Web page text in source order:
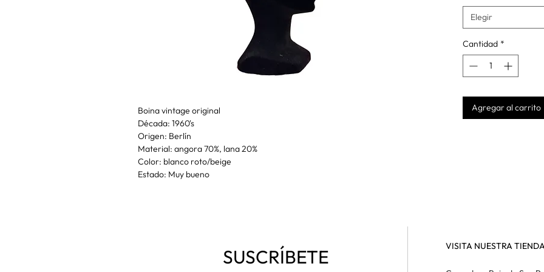
Boina vintage original
Década: 1960's
Origen: Berlín
Material: angora 70%, lana 20%
Color: blanco roto/beige
Estado: Muy bueno
Elegir
Cantidad *
Agregar al carrito
SUSCRÍBETE VISITA NUESTRA